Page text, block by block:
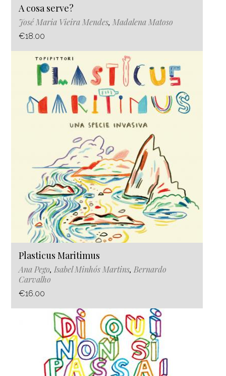
A cosa serve?
José Maria Vieira Mendes, Madalena Matoso
€18.00
Plasticus Maritimus
Ana Pego, Isabel Minhós Martins, Bernardo
Carvalho
€16.00